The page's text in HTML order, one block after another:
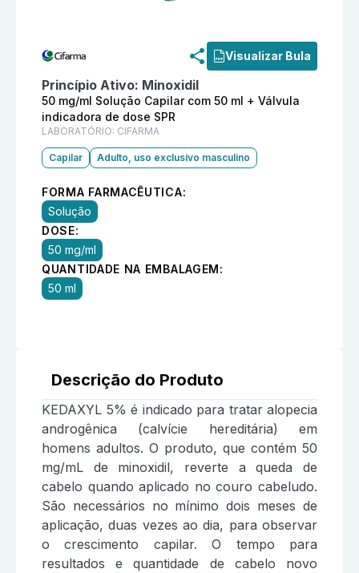
Visualizar Bula
Princípio Ativo: Minoxidil
50 mg/ml Solução Capilar com 50 ml + Válvula
indicadora de dose SPR
LABORATÓRIO: CIFARMA
Capilar Adulto, uso exclusivo masculino
FORMA FARMACÊUTICA:
Solução
DOSE:
50 mg/ml
QUANTIDADE NA EMBALAGEM:
50 ml
Descrição do Produto
KEDAXYL 5% é indicado para tratar alopecia
androgênica (calvície hereditária) em
homens adultos. O produto, que contém 50
mg/mL de minoxidil, reverte a queda de
cabelo quando aplicado no couro cabeludo.
São necessários no mínimo dois meses de
aplicação, duas vezes ao dia, para observar
o crescimento capilar. O tempo para
resultados e quantidade de cabelo novo